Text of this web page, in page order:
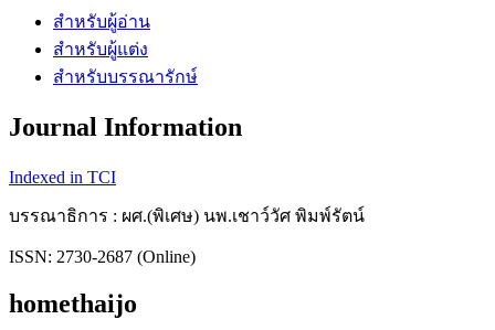
สำหรับผู้อ่าน
สำหรับผู้แต่ง
สำหรับบรรณารักษ์
Journal Information
Indexed in TCI
บรรณาธิการ : ผศ.(พิเศษ) นพ.เชาว์วัศ พิมพ์รัตน์
ISSN: 2730-2687 (Online)
homethaijo